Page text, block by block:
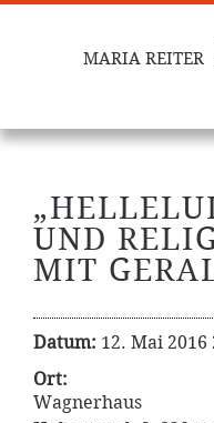
MARIA REITER
UND
MIT
Datum: 12. Mai 2016
Ort:
Wagnerhaus